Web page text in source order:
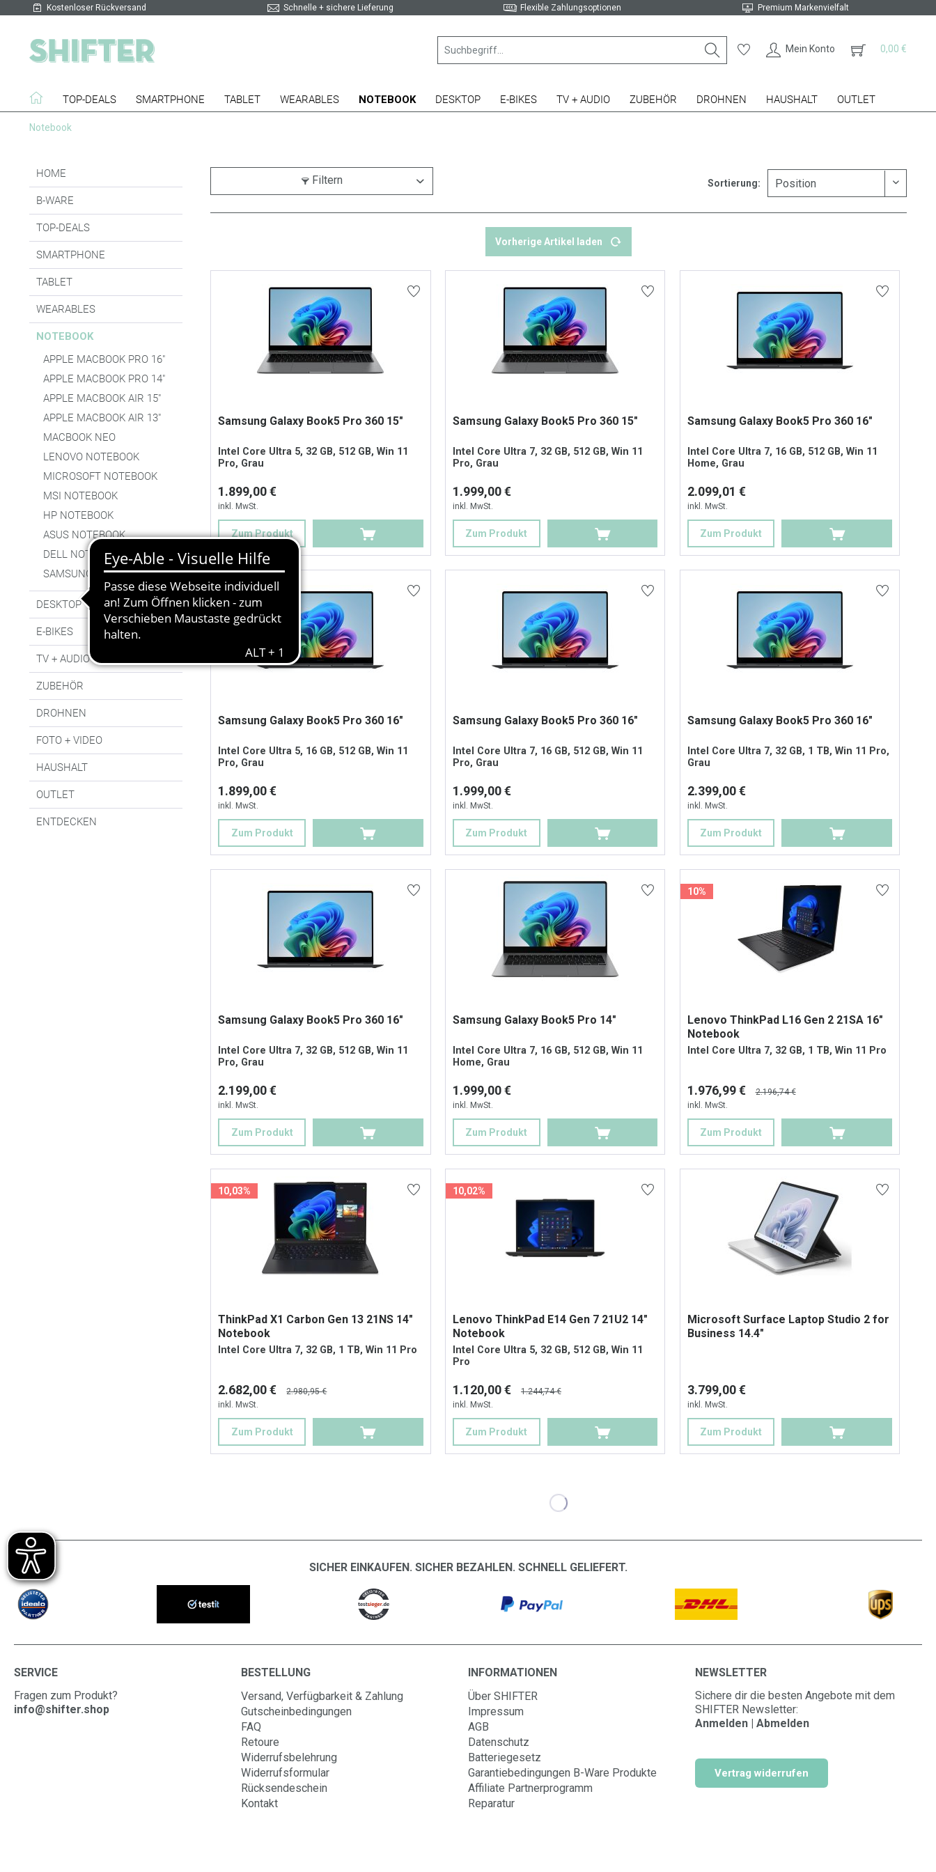
Kostenloser Rückversand Schnelle + sichere Lieferung Flexible Zahlungsoptionen Premium Markenvielfalt
Mein Konto 0,00 €
TOP-DEALS SMARTPHONE TABLET WEARABLES NOTEBOOK DESKTOP E-BIKES TV + AUDIO ZUBEHÖR DROHNEN HAUSHALT OUTLET
Notebook
HOME
B-WARE
TOP-DEALS
SMARTPHONE
TABLET
WEARABLES
NOTEBOOK
APPLE MACBOOK PRO 16"
APPLE MACBOOK PRO 14"
APPLE MACBOOK AIR 15"
APPLE MACBOOK AIR 13"
MACBOOK NEO
LENOVO NOTEBOOK
MICROSOFT NOTEBOOK
MSI NOTEBOOK
HP NOTEBOOK
ASUS NOTEBOOK
DELL NOTEBOOK
SAMSUNG NOTEBOOK
DESKTOP
E-BIKES
TV + AUDIO
ZUBEHÖR
DROHNEN
FOTO + VIDEO
HAUSHALT
OUTLET
ENTDECKEN
Filtern Sortierung:
Vorherige Artikel laden
Samsung Galaxy Book5 Pro 360 15"
Intel Core Ultra 5, 32 GB, 512 GB, Win 11
Pro, Grau
1.899,00 €
inkl. MwSt.
Zum Produkt
Samsung Galaxy Book5 Pro 360 15"
Intel Core Ultra 7, 32 GB, 512 GB, Win 11
Pro, Grau
1.999,00 €
inkl. MwSt.
Zum Produkt
Samsung Galaxy Book5 Pro 360 16"
Intel Core Ultra 7, 16 GB, 512 GB, Win 11
Home, Grau
2.099,01 €
inkl. MwSt.
Zum Produkt
Samsung Galaxy Book5 Pro 360 16"
Intel Core Ultra 5, 16 GB, 512 GB, Win 11
Pro, Grau
1.899,00 €
inkl. MwSt.
Zum Produkt
Samsung Galaxy Book5 Pro 360 16"
Intel Core Ultra 7, 16 GB, 512 GB, Win 11
Pro, Grau
1.999,00 €
inkl. MwSt.
Zum Produkt
Samsung Galaxy Book5 Pro 360 16"
Intel Core Ultra 7, 32 GB, 1 TB, Win 11 Pro,
Grau
2.399,00 €
inkl. MwSt.
Zum Produkt
Samsung Galaxy Book5 Pro 360 16"
Intel Core Ultra 7, 32 GB, 512 GB, Win 11
Pro, Grau
2.199,00 €
inkl. MwSt.
Zum Produkt
Samsung Galaxy Book5 Pro 14"
Intel Core Ultra 7, 16 GB, 512 GB, Win 11
Home, Grau
1.999,00 €
inkl. MwSt.
Zum Produkt
10%
Lenovo ThinkPad L16 Gen 2 21SA 16"
Notebook
Intel Core Ultra 7, 32 GB, 1 TB, Win 11 Pro
1.976,99 €
2.196,74 €
inkl. MwSt.
Zum Produkt
10,03%
ThinkPad X1 Carbon Gen 13 21NS 14"
Notebook
Intel Core Ultra 7, 32 GB, 1 TB, Win 11 Pro
2.682,00 €
2.980,95 €
inkl. MwSt.
Zum Produkt
10,02%
Lenovo ThinkPad E14 Gen 7 21U2 14"
Notebook
Intel Core Ultra 5, 32 GB, 512 GB, Win 11
Pro
1.120,00 €
1.244,74 €
inkl. MwSt.
Zum Produkt
Microsoft Surface Laptop Studio 2 for
Business 14.4"
3.799,00 €
inkl. MwSt.
Zum Produkt
SICHER EINKAUFEN. SICHER BEZAHLEN. SCHNELL GELIEFERT.
SERVICE
Fragen zum Produkt?
info@shifter.shop
BESTELLUNG
Versand, Verfügbarkeit & Zahlung
Gutscheinbedingungen
FAQ
Retoure
Widerrufsbelehrung
Widerrufsformular
Rücksendeschein
Kontakt
INFORMATIONEN
Über SHIFTER
Impressum
AGB
Datenschutz
Batteriegesetz
Garantiebedingungen B-Ware Produkte
Affiliate Partnerprogramm
Reparatur
NEWSLETTER
Sichere dir die besten Angebote mit dem
SHIFTER Newsletter:
Anmelden | Abmelden
Vertrag widerrufen